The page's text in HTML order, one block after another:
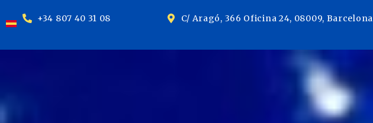
+34 807 40 31 08 C/ Aragó, 366 Oficina 24, 08009, Barcelona